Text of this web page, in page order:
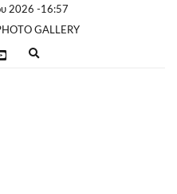
2026 -16:57
GALLERY